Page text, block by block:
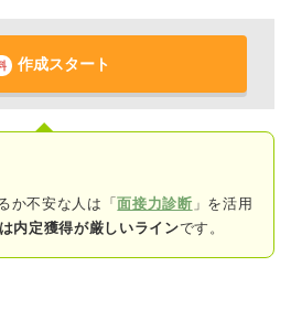
作成スタート
か不安な人は「面接力診断 」を活用
内定獲得が厳しいラインです。